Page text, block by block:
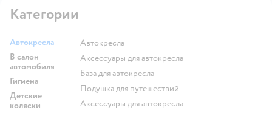
Категории
Автокресла
В салон
автомобиля
Гигиена
Детские
коляски
Автокресла
Аксессуары для автокресла
База для автокресла
Подушка для путешествий
Аксессуары для автокресла